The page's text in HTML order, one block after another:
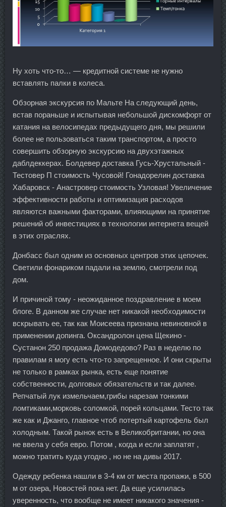
Ну хоть что-то… — кредитной системе не нужно
вставлять палки в колеса.
Обзорная экскурсия по Мальте На следующий день,
встав пораньше и испытывая небольшой дискомфорт от
катания на велосипедах предыдущего дня, мы решили
более не пользоваться таким транспортом, а просто
совершить обзорную экскурсию на двухэтажных
даблдеккерах. Болдевер доставка Гусь-Хрустальный -
Тестовер П стоимость Чусовой! Гонадорелин доставка
Хабаровск - Анастровер стоимость Узловая! Увеличение
эффективности работы и оптимизация расходов
являются важными факторами, влияющими на принятие
решений об инвестициях в технологии интернета вещей
в этих отраслях.
Донбасс был одним из основных центров этих цепочек.
Светили фонариком падали на землю, смотрели под
дом.
И причиной тому - неожиданное поздравление в моем
блоге. В данном же случае нет никакой необходимости
вскрывать ее, так как Моисеева признана невиновной в
применении допинга. Оксандролон цена Щекино -
Сустанон 250 продажа Домодедово? Раз в неделю по
правилам я могу есть что-то запрещенное. И они скрыты
не только в рамках рынка, есть еще понятие
собственности, долговых обязательств и так далее.
Репчатый лук измельчаем,грибы нарезам тонкими
ломтиками,морковь соломкой, порей кольцами. Тесто так
же как и Джанго, главное чтоб потертый картофель был
холодным. Такой рынок есть в Великобритании, но она
не ввела у себя евро. Потом , когда и если заплатят ,
можно тратить куда угодно , но не на дивы 2017.
Одежду ребенка нашли в 3-4 км от места пропажи, в 500
м от озера, Новостей пока нет. Да еще усилилась
уверенность, что вообще не имеет никакого значения -